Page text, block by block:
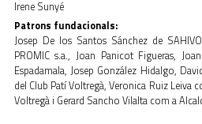
Irene Sunyé
Patrons fundacionals:
Josep De los Santos Sánchez de
PROMIC s.a., Joan Panicot Figueras,
Espadamala, Josep González Hidalgo,
del Club Patí Voltregà, Veronica Ruiz Leiva
Voltregà i Gerard Sancho Vilalta com a